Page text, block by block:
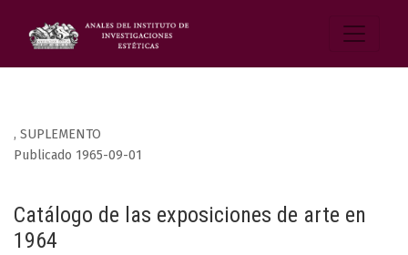
, SUPLEMENTO
Catálogo de las exposiciones de arte en
1964
Publicado 1965-09-01